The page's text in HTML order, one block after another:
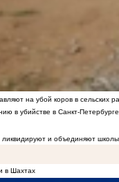
на убой коров в сельских
в убийстве в Санкт-Петербурге
и объединяют
в Шахтах